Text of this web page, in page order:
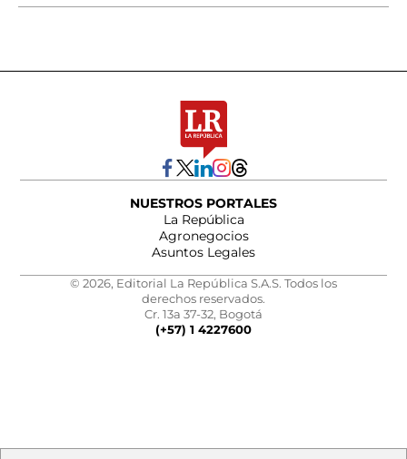
NUESTROS PORTALES
La República
Agronegocios
Asuntos Legales
© 2026, Editorial La República S.A.S. Todos los
derechos reservados.
Cr. 13a 37-32, Bogotá
(+57) 1 4227600